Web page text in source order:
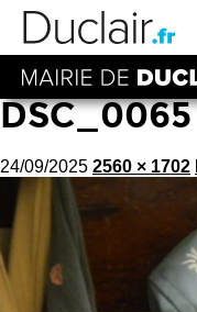
DSC_0065
24/09/2025 2560 × 1702